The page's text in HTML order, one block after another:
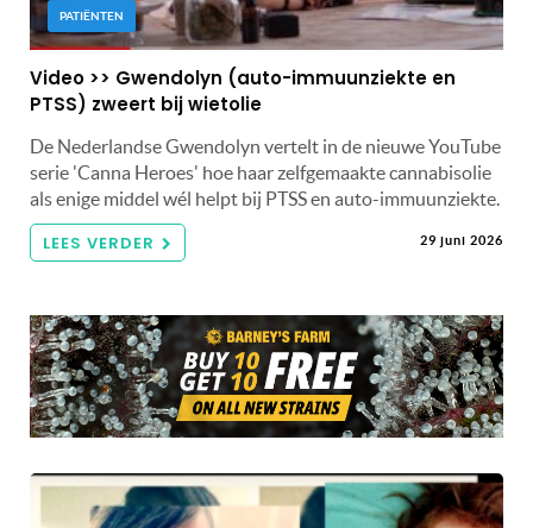
PATIËNTEN
Video >> Gwendolyn (auto-immuunziekte en
PTSS) zweert bij wietolie
De Nederlandse Gwendolyn vertelt in de nieuwe YouTube
serie 'Canna Heroes' hoe haar zelfgemaakte cannabisolie
als enige middel wél helpt bij PTSS en auto-immuunziekte.
LEES VERDER 29 juni 2026